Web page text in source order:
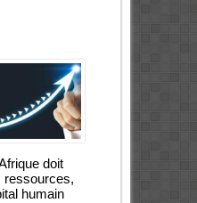
doit
ressources,
humain